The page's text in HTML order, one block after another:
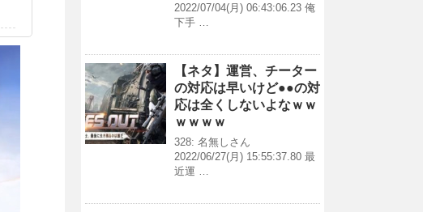
2022/07/04(月) 06:43:06.23 俺
下手 …
【ネタ】運営、チーター
の対応は早いけど●●の対
応は全くしないよなｗｗ
ｗｗｗｗ
328: 名無しさん
2022/06/27(月) 15:55:37.80 最
近運 …